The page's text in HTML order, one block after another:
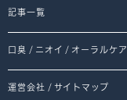
記事一覧
口臭 / ニオイ / オーラルケア
運営会社 / サイトマップ